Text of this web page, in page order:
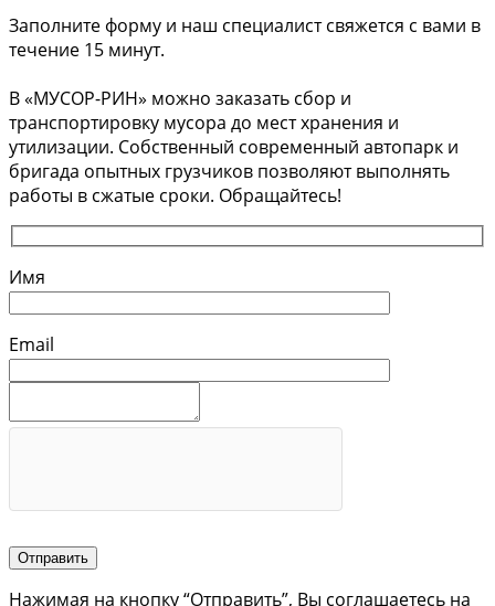
Заполните форму и наш специалист свяжется с вами в
течение 15 минут.
В «МУСОР-РИН» можно заказать сбор и
транспортировку мусора до мест хранения и
утилизации. Собственный современный автопарк и
бригада опытных грузчиков позволяют выполнять
работы в сжатые сроки. Обращайтесь!
Имя
Email
Отправить
Нажимая на кнопку “Отправить”, Вы соглашаетесь на